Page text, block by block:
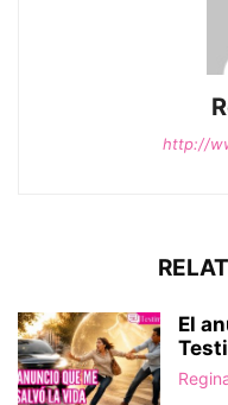
http://
El